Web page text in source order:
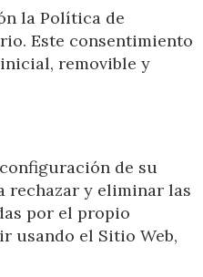
la Política de
Este consentimiento
removible y
de su
rechazar y eliminar las
por el propio
usando el Sitio Web,